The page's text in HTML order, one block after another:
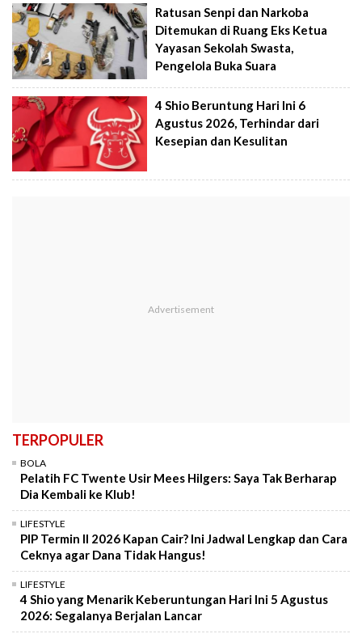
Ratusan Senpi dan Narkoba
Ditemukan di Ruang Eks Ketua
Yayasan Sekolah Swasta,
Pengelola Buka Suara
4 Shio Beruntung Hari Ini 6
Agustus 2026, Terhindar dari
Kesepian dan Kesulitan
TERPOPULER
BOLA
Pelatih FC Twente Usir Mees Hilgers: Saya Tak Berharap
Dia Kembali ke Klub!
LIFESTYLE
PIP Termin II 2026 Kapan Cair? Ini Jadwal Lengkap dan Cara
Ceknya agar Dana Tidak Hangus!
LIFESTYLE
4 Shio yang Menarik Keberuntungan Hari Ini 5 Agustus
2026: Segalanya Berjalan Lancar